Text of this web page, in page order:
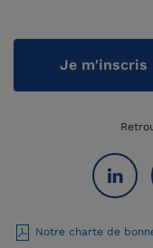
Je m'inscris
Notre charte de